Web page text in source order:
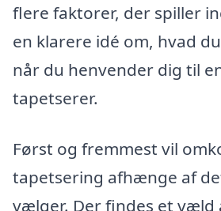
flere faktorer, der spiller
en klarere idé om, hvad
når du henvender dig til
tapetserer.
Først og fremmest vil
tapetsering afhænge af
vælger. Der findes et væld